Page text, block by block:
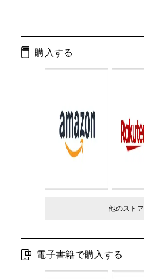
ページ数：
判型：
購入する
他のストア
電子書籍で購入する